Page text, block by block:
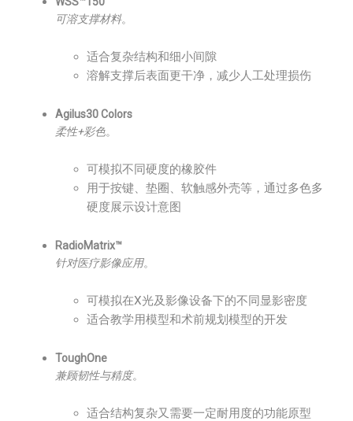
可溶支撑材料。
适合复杂结构和细小间隙
溶解支撑后表面更干净，减少人工处理损伤
Agilus30 Colors
柔性+彩色。
可模拟不同硬度的橡胶件
用于按键、垫圈、软触感外壳等，通过多色多
硬度展示设计意图
RadioMatrix™
针对医疗影像应用。
可模拟在X光及影像设备下的不同显影密度
适合教学用模型和术前规划模型的开发
ToughOne
兼顾韧性与精度。
适合结构复杂又需要一定耐用度的功能原型